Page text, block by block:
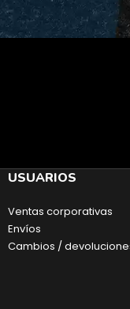
USUARIOS
Ventas corporativas
Envíos
Cambios /